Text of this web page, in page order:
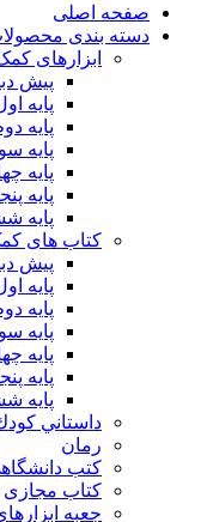
صفحه اصلی
دسته بندی
ابزارهای
پیش
پایه
پایه
پایه
پایه
پايه
پایه
کتاب های
پیش
پايه
پايه
پايه
پايه
پايه
پايه
داستاني
رمان
كتب
کتاب مجازی
جعبه